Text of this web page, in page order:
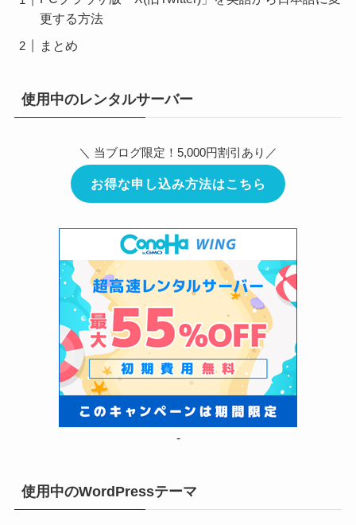
更する方法
まとめ
使用中のレンタルサーバー
＼ 当ブログ限定！5,000円割引あり／
お得な申し込み方法はこちら
-
使用中のWordPressテーマ